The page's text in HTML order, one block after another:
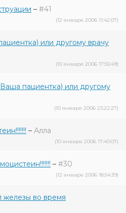
– #41
(12 января 2006 11:42:07)
или другому врачу
(10 января 2006 17:55:49)
пациентка) или другому
(10 января 2006 23:22:27)
– Алла
(10 января 2006 17:40:07)
– #30
(12 января 2006 18:54:39)
железы во время